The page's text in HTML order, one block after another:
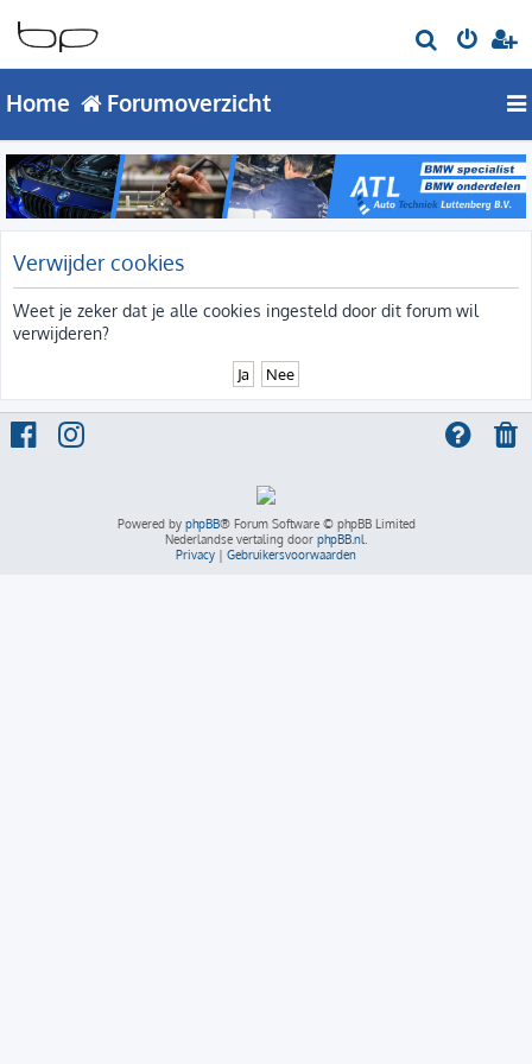
o
k
Home Forumoverzicht
Verwijder cookies
Weet je zeker dat je alle cookies ingesteld door dit forum wil
verwijderen?
Powered by phpBB® Forum Software © phpBB Limited
Nederlandse vertaling door phpBB.nl
Privacy | Gebruikersvoorwaarden